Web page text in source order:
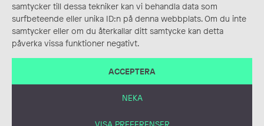
samtycker till dessa tekniker kan vi behandla data som
surfbeteende eller unika ID:n på denna webbplats. Om du inte
samtycker eller om du återkallar ditt samtycke kan detta
påverka vissa funktioner negativt.
ACCEPTERA
NEKA
VISA PREFERENSER